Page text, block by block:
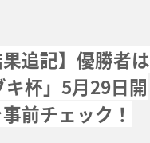
果追記】優勝者は
杯」5月29日開
前チェック！